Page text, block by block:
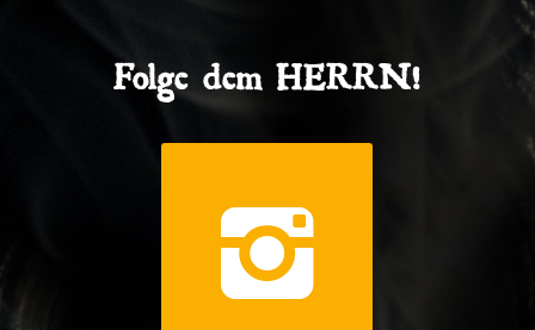
Folge dem HERRN!